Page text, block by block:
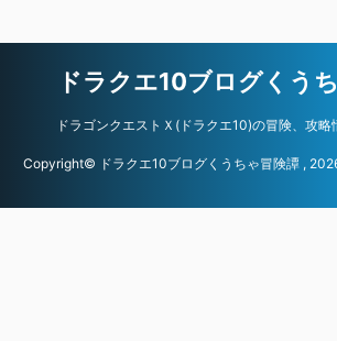
ドラクエ10ブログくう
ドラゴンクエストＸ(ドラクエ10)の冒険、攻
Copyright© ドラクエ10ブログくうちゃ冒険譚 ,